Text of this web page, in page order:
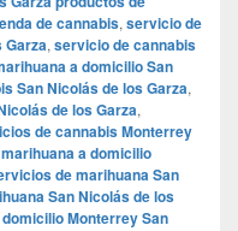
de cannabis, servicio de
Garza, servicio de cannabis
a domicilio San
San Nicolás de los Garza,
de los Garza,
de cannabis Monterrey
a domicilio
de marihuana San
San Nicolás de los
Monterrey San